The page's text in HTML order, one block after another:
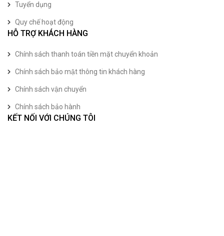
Tuyển dụng
Quy chế hoạt động
HỖ TRỢ KHÁCH HÀNG
Chính sách thanh toán tiền mặt chuyển khoản
Chính sách bảo mật thông tin khách hàng
Chính sách vận chuyển
Chính sách bảo hành
KẾT NỐI VỚI CHÚNG TÔI